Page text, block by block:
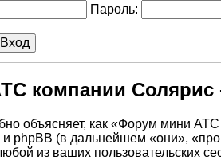
Пароль:
компании Солярис
объясняет, как «Форум мини
и phpBB (в дальнейшем «они»,
из ваших пользовательских